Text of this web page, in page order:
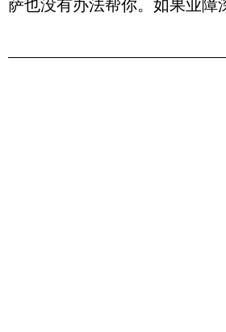
萨也没有办法帮你。如果业障